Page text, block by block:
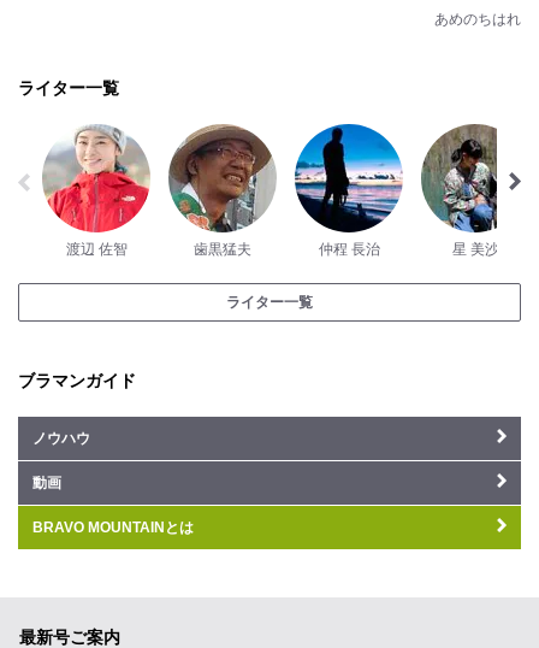
あめのちはれ
ライター一覧
渡辺 佐智 歯黒猛夫 仲程 長治 星 美沙
ライター一覧
ブラマンガイド
ノウハウ
動画
BRAVO MOUNTAINとは
最新号ご案内